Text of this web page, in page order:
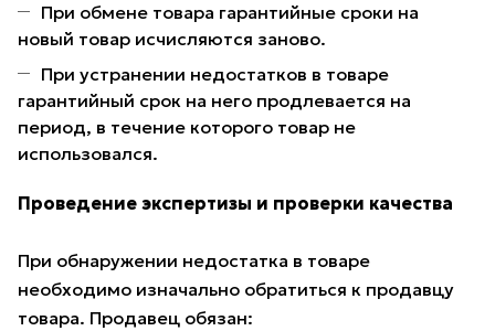
При обмене товара гарантийные сроки на
новый товар исчисляются заново.
При устранении недостатков в товаре
гарантийный срок на него продлевается на
период, в течение которого товар не
использовался.
Проведение экспертизы и проверки качества
При обнаружении недостатка в товаре
необходимо изначально обратиться к продавцу
товара. Продавец обязан: